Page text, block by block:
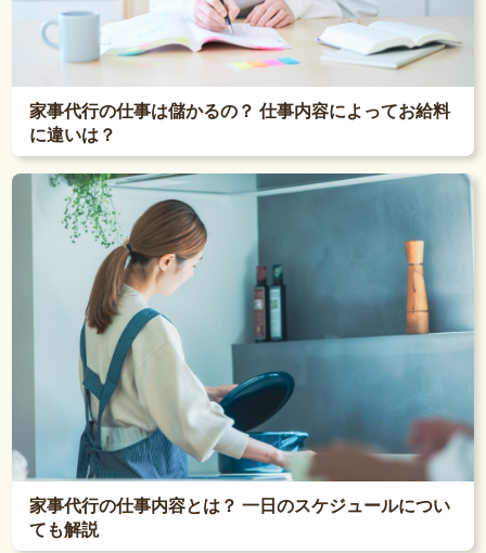
家事代行の仕事は儲かるの？ 仕事内容によってお給料
に違いは？
家事代行の仕事内容とは？ 一日のスケジュールについ
ても解説